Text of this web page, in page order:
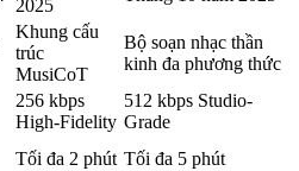
2025
Khung cấu
trúc
MusiCoT
Bộ soạn nhạc thần
kinh đa phương thức
256 kbps
High-Fidelity
512 kbps Studio-
Grade
Tối đa 2 phút Tối đa 5 phút